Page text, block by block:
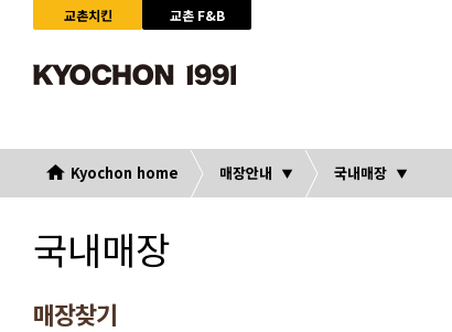
교촌치킨
교촌 F&B
Kyochon home 매장안내 국내매장
국내매장
매장찾기